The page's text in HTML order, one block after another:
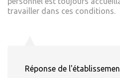
travailler dans ces conditions.
Réponse de